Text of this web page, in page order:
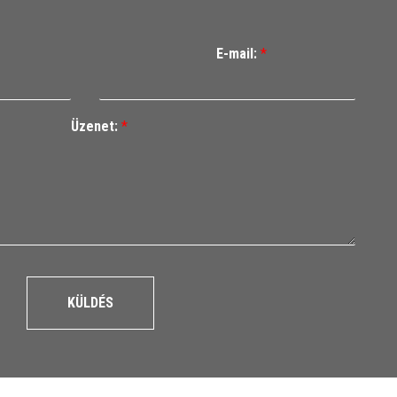
E-mail: *
Üzenet: *
KÜLDÉS